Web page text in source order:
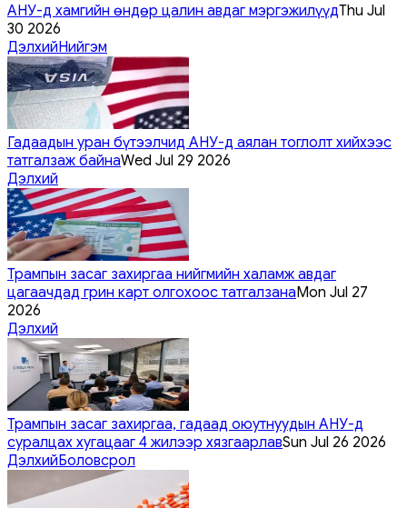
АНУ-д хамгийн өндөр цалин авдаг мэргэжилүүдThu Jul
30 2026
ДэлхийНийгэм
Гадаадын уран бүтээлчид АНУ-д аялан тоглолт хийхээс
татгалзаж байнаWed Jul 29 2026
Дэлхий
Трампын засаг захиргаа нийгмийн халамж авдаг
цагаачдад грин карт олгохоос татгалзанаMon Jul 27
2026
Дэлхий
Трампын засаг захиргаа, гадаад оюутнуудын АНУ-д
суралцах хугацааг 4 жилээр хязгаарлавSun Jul 26 2026
ДэлхийБоловсрол